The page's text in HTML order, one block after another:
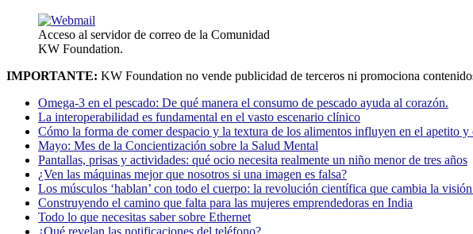
Acceso al servidor de correo de la Comunidad
KW Foundation.
IMPORTANTE: KW Foundation no vende publicidad de terceros ni promociona
Omega-3 en el pescado: De qué manera el consumo de pescado ayuda al corazón.
La interoperabilidad es fundamental en el vasto escenario clínico
Cómo la forma de comer despacio y la textura de los alimentos influyen en el apetito y
Mayo: Mes de la Concientización sobre la Salud Mental
Pantallas, prisas y actividades: qué ocio necesita realmente un niño menor de tres años
¿Ven las máquinas mejor que nosotros si una imagen es falsa?
Los músculos ‘hablan’ con todo el cuerpo: la revolución científica que cambia la
Construyendo el camino que falta para las mujeres emprendedoras en India
Todo lo que necesitas saber sobre Ethernet